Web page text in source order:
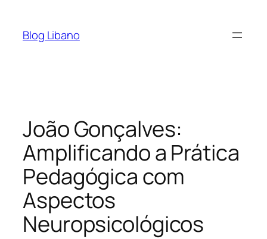
Blog Libano
João Gonçalves:
Amplificando a Prática
Pedagógica com
Aspectos
Neuropsicológicos